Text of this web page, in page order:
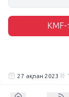
KMF-
27 ақпан 2023